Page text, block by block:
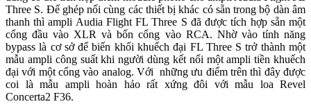
Three S. Để ghép nối cùng các thiết bị khác có sẵn trong bộ dàn âm
thanh thì ampli Audia Flight FL Three S đã được tích hợp sẵn một
cổng đầu vào XLR và bốn cổng vào RCA. Nhờ vào tính năng
bypass là cơ sở để biến khối khuếch đại FL Three S trở thành một
mẫu ampli công suất khi người dùng kết nối một ampli tiền khuếch
đại với một cổng vào analog. Với những ưu điểm trên thì đây được
coi là mẫu ampli hoàn hảo rất xứng đôi với mẫu loa Revel
Concerta2 F36.